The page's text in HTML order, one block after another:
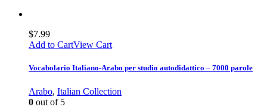
$7.99
Add to CartView Cart
Vocabolario Italiano-Arabo per studio autodidattico – 7000 parole
Arabo, Italian Collection
0 out of 5